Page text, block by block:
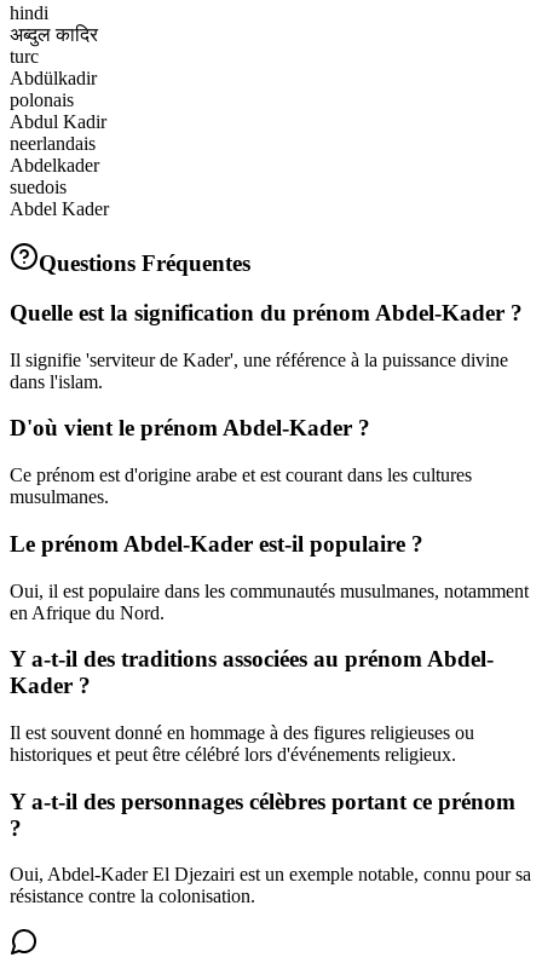
hindi
अब्दुल कादिर
turc
Abdülkadir
polonais
Abdul Kadir
neerlandais
Abdelkader
suedois
Abdel Kader
Questions Fréquentes
Quelle est la signification du prénom Abdel-Kader ?
Il signifie 'serviteur de Kader', une référence à la puissance divine
dans l'islam.
D'où vient le prénom Abdel-Kader ?
Ce prénom est d'origine arabe et est courant dans les cultures
musulmanes.
Le prénom Abdel-Kader est-il populaire ?
Oui, il est populaire dans les communautés musulmanes, notamment
en Afrique du Nord.
Y a-t-il des traditions associées au prénom Abdel-
Kader ?
Il est souvent donné en hommage à des figures religieuses ou
historiques et peut être célébré lors d'événements religieux.
Y a-t-il des personnages célèbres portant ce prénom
?
Oui, Abdel-Kader El Djezairi est un exemple notable, connu pour sa
résistance contre la colonisation.